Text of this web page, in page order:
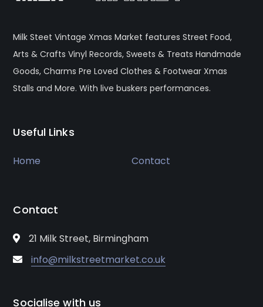
Milk Steet Vintage Xmas Market features Street Food,
Arts & Crafts Vinyl Records, Sweets & Treats Handmade
Goods, Charms Pre Loved Clothes & Footwear Xmas
Stalls and More. With live buskers performances.
Useful Links
Home Contact
Contact
21 Milk Street, Birmingham
info@milkstreetmarket.co.uk
Socialise with us